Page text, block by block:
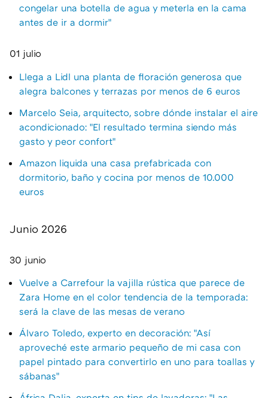
congelar una botella de agua y meterla en la cama
antes de ir a dormir"
01 julio
Llega a Lidl una planta de floración generosa que
alegra balcones y terrazas por menos de 6 euros
Marcelo Seia, arquitecto, sobre dónde instalar el aire
acondicionado: "El resultado termina siendo más
gasto y peor confort"
Amazon liquida una casa prefabricada con
dormitorio, baño y cocina por menos de 10.000
euros
Junio 2026
30 junio
Vuelve a Carrefour la vajilla rústica que parece de
Zara Home en el color tendencia de la temporada:
será la clave de las mesas de verano
Álvaro Toledo, experto en decoración: "Así
aproveché este armario pequeño de mi casa con
papel pintado para convertirlo en uno para toallas y
sábanas"